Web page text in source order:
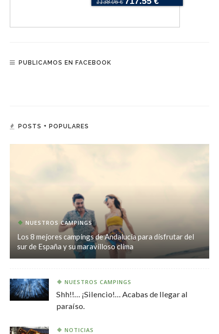
1138.06 €
PUBLICAMOS EN FACEBOOK
POSTS + POPULARES
NUESTROS CAMPINGS
Los 8 mejores campings de Andalucía para disfrutar del
sur de España y su maravilloso clima
NUESTROS CAMPINGS
Shh!!… ¡Silencio!… Acabas de llegar al
paraíso.
NOTICIAS